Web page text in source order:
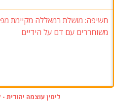
חשיפה: מושלת רמאללה מקיימת
משוחררים עם דם על הידיים
לימין עוצמה יהודית